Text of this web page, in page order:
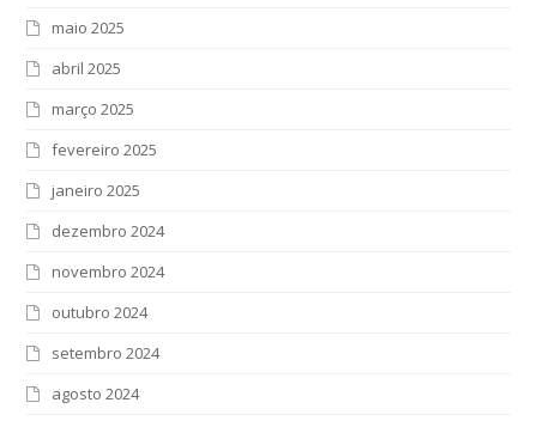
maio 2025
abril 2025
março 2025
fevereiro 2025
janeiro 2025
dezembro 2024
novembro 2024
outubro 2024
setembro 2024
agosto 2024